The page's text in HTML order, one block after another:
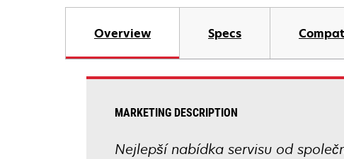
Overview Specs
MARKETING DESCRIPTION
Nejlepší nabídka servisu od